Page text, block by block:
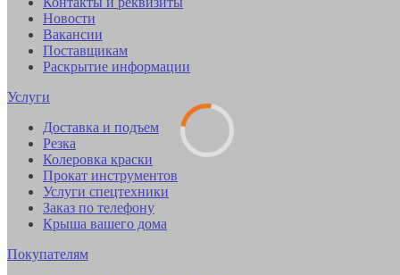
Новости
Вакансии
Поставщикам
Раскрытие информации
Услуги
Доставка и подъем
Резка
Колеровка краски
Прокат инструментов
Услуги спецтехники
Заказ по телефону
Крыша вашего дома
Покупателям